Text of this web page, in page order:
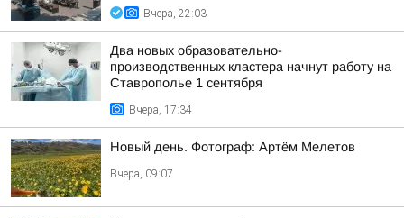
Вчера, 22:03
Два новых образовательно-
производственных кластера начнут работу на
Ставрополье 1 сентября
Вчера, 17:34
Новый день. Фотограф: Артём Мелетов
Вчера, 09:07